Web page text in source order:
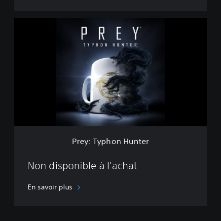
H
Prey: Typhon Hunter
Non disponible à l'achat
En savoir plus